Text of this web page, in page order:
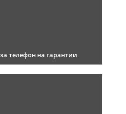
телефон на гарантии